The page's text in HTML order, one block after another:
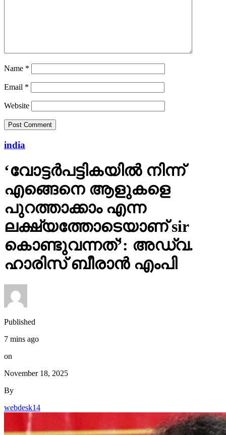
Name *
Email *
Website
india
‘വോട്ടര്‍പട്ടികയില്‍ നിന്ന്
എങ്ങെനെ ആളുകളെ
പുറത്താക്കാം എന്ന
ലക്ഷ്യത്തോടെയാണ് sir
കൊണ്ടുവന്നത്’: അഡ്വ.
ഹാരിസ് ബീരാൻ എംപി
Published
7 mins ago
on
November 18, 2025
By
webdesk14